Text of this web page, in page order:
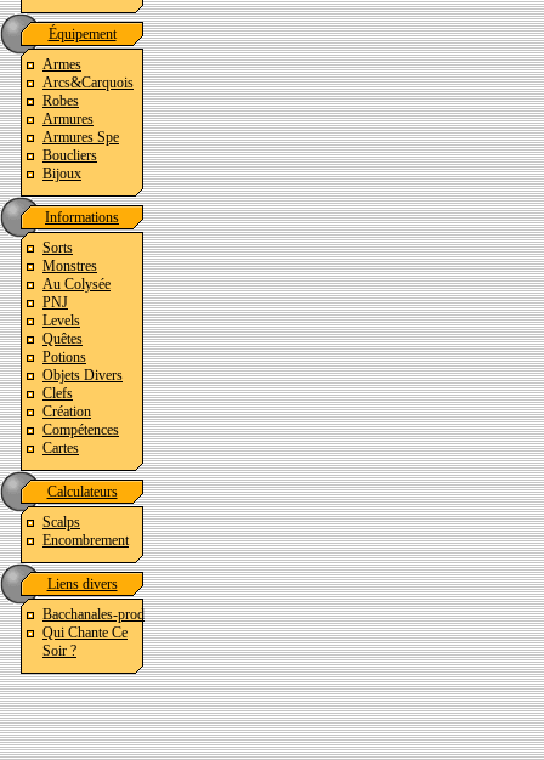
Équipement
Armes
Arcs&Carquois
Robes
Armures
Armures Spe
Boucliers
Bijoux
Informations
Sorts
Monstres
Au Colysée
PNJ
Levels
Quêtes
Potions
Objets Divers
Clefs
Création
Compétences
Cartes
Calculateurs
Scalps
Encombrement
Liens divers
Bacchanales-prod
Qui Chante Ce
Soir ?